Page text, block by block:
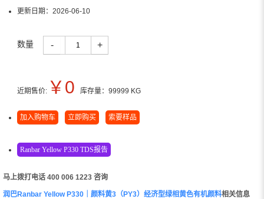
更新日期： 2026-06-10
数量 - +
近期售价: ￥0 库存量： 99999 KG
加入购物车 立即购买 索要样品
Ranbar Yellow P330 TDS报告
马上拨打电话 400 006 1223 咨询
润巴Ranbar Yellow P330｜颜料黄3（PY3）经济型绿相黄色有机颜料相关信息